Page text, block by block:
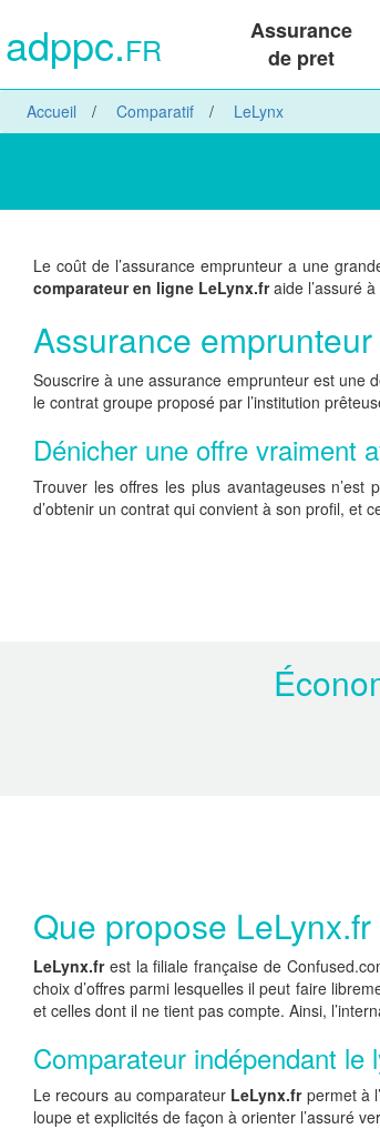
adppc.FR
Assurance
de pret
Accueil Comparatif LeLynx
Le coût de l’assurance emprunteur a une
comparateur en ligne LeLynx.fraide l’assuré
Assurance
Souscrire à une assurance emprunteur est une
le contrat groupe proposé par l’institution
Dénicher une offre vraiment
Trouver les offres les plus avantageuses n’est
d’obtenir un contrat qui convient à son profil, et
Que propose LeLynx.fr
LeLynx.frest la filiale française de
choix d’offres parmi lesquelles il peut faire
et celles dont il ne tient pas compte. Ainsi,
Comparateur indépendant le
Le recours au comparateur LeLynx.frpermet à
loupe et explicités de façon à orienter l’assuré